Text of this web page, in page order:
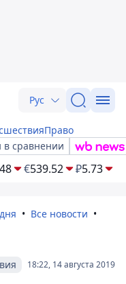
Рус
Право
в сравнении
€539.52 ₽5.73
Все новости
18:22, 14 августа 2019